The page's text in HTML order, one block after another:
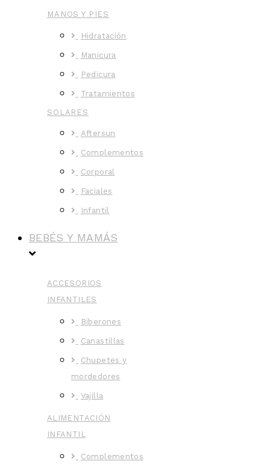
MANOS Y PIES
Hidratación
Manicura
Pedicura
Tratamientos
SOLARES
Aftersun
Complementos
Corporal
Faciales
Infantil
BEBÉS Y MAMÁS
ACCESORIOS
INFANTILES
Biberones
Canastillas
Chupetes y
mordedores
Vajilla
ALIMENTACIÓN
INFANTIL
Complementos